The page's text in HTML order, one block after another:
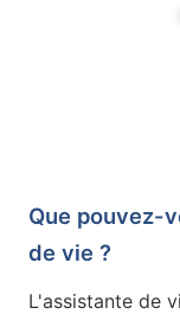
Que pouvez-
de vie ?
L'assistante de